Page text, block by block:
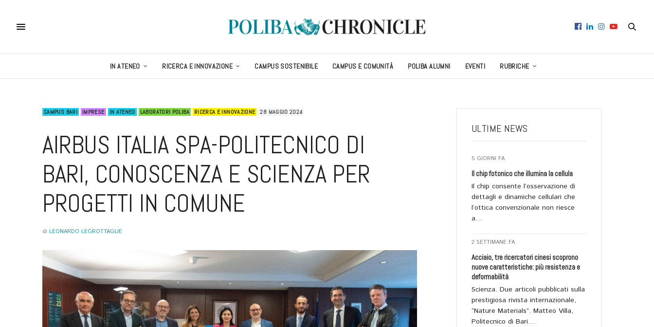
IN ATENEO RICERCA E INNOVAZIONE CAMPUS SOSTENIBILE CAMPUS E COMUNITÀ POLIBA ALUMNI EVENTI RUBRICHE
CAMPUS BARI IMPRESE IN ATENEO LABORATORI POLIBA RICERCA E INNOVAZIONE 28 MAGGIO 2024
AIRBUS ITALIA SPA-POLITECNICO DI
BARI, CONOSCENZA E SCIENZA PER
PROGETTI IN COMUNE
di LEONARDO LEGROTTAGLIE
ULTIME NEWS
5 GIORNI FA
Il chip fotonico che illumina la cellula
Il chip consente l’osservazione di
dettagli e dinamiche cellulari che
l’ottica convenzionale non riesce
a…
2 SETTIMANE FA
Acciaio, tre ricercatori cinesi scoprono
nuove caratteristiche: più resistenza e
deformabilità
Scienza. Due articoli pubblicati sulla
prestigiosa rivista internazionale,
“Nature Materials”. Matteo Villa,
Politecnico di Bari…